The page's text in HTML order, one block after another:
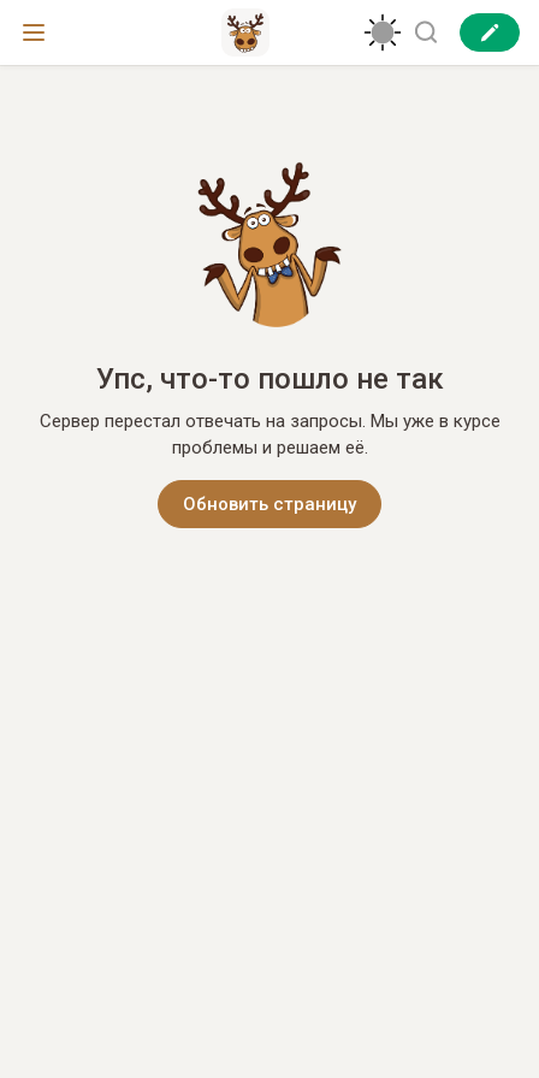
Упс, что-то пошло не так
Сервер перестал отвечать на запросы. Мы уже в курсе
проблемы и решаем её.
Обновить страницу